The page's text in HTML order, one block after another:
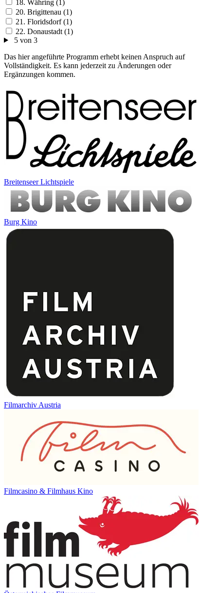
18. Währing (1)
20. Brigittenau (1)
21. Floridsdorf (1)
22. Donaustadt (1)
5 von 3
Das hier angeführte Programm erhebt keinen Anspruch auf
Vollständigkeit. Es kann jederzeit zu Änderungen oder
Ergänzungen kommen.
Breitenseer Lichtspiele
Burg Kino
Filmarchiv Austria
Filmcasino & Filmhaus Kino